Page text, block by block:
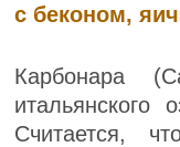
с беконом,
Карбонара
итальянского
Считается,